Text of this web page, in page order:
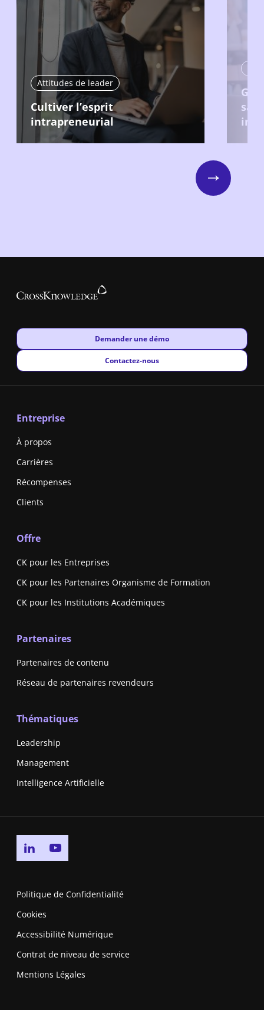
Attitudes de leader
Cultiver l’esprit
intrapreneurial
sa
Next
New window
Demander une démo
New window
Contactez-nous
Entreprise
À propos
Carrières
Récompenses
Clients
Offre
CK pour les Entreprises
CK pour les Partenaires Organisme de Formation
CK pour les Institutions Académiques
Partenaires
Partenaires de contenu
Réseau de partenaires revendeurs
Thématiques
Leadership
Management
Intelligence Artificielle
Go to linkedin page
Politique de Confidentialité
Cookies
Accessibilité Numérique
Contrat de niveau de service
Mentions Légales